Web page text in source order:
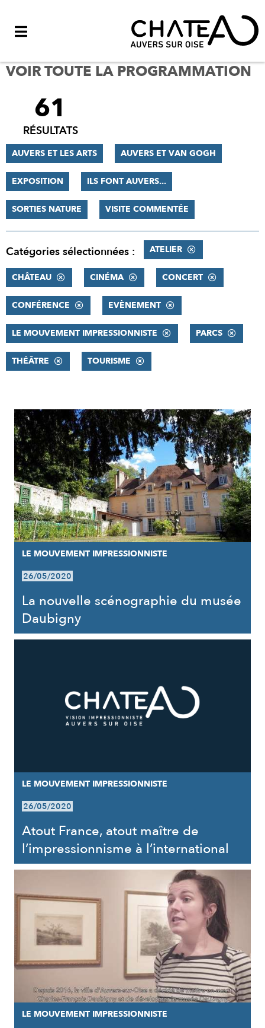
VOIR TOUTE LA PROGRAMMATION
FILTRER
RÉSULTATS
61
RÉSULTATS
AUVERS ET LES ARTS AUVERS ET VAN GOGH
EXPOSITION ILS FONT AUVERS...
SORTIES NATURE VISITE COMMENTÉE
Catégories sélectionnées : ATELIER
CHÂTEAU CINÉMA CONCERT
CONFÉRENCE EVÈNEMENT
LE MOUVEMENT IMPRESSIONNISTE PARCS
THÉÂTRE TOURISME
RÉSULTATS
LE MOUVEMENT IMPRESSIONNISTE
26/05/2020
La nouvelle scénographie du musée
Daubigny
LE MOUVEMENT IMPRESSIONNISTE
26/05/2020
Atout France, atout maître de
l’impressionnisme à l’international
LE MOUVEMENT IMPRESSIONNISTE